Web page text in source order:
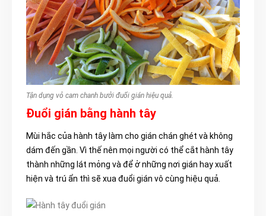
Tận dụng vỏ cam chanh bưởi đuổi gián hiệu quả.
Đuổi gián bằng hành tây
Mùi hắc của hành tây làm cho gián chán ghét và không
dám đến gần. Vì thế nên mọi người có thể cắt hành tây
thành những lát mỏng và để ở những nơi gián hay xuất
hiện và trú ẩn thì sẽ xua đuổi gián vô cùng hiệu quả.